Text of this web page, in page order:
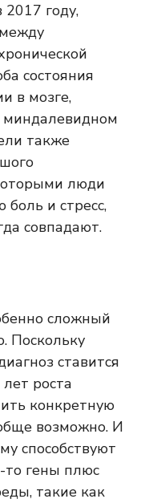
году,
состояния
в мозге,
миндалевидном
также
люди
и стресс,
совпадают.
сложный
Поскольку
ставится
роста
конкретную
возможно. И
способствуют
то гены плюс
такие как